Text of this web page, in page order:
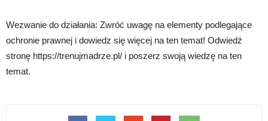
Wezwanie do działania: Zwróć uwagę na elementy podlegające
ochronie prawnej i dowiedz się więcej na ten temat! Odwiedź
stronę https://trenujmadrze.pl/ i poszerz swoją wiedzę na ten
temat.